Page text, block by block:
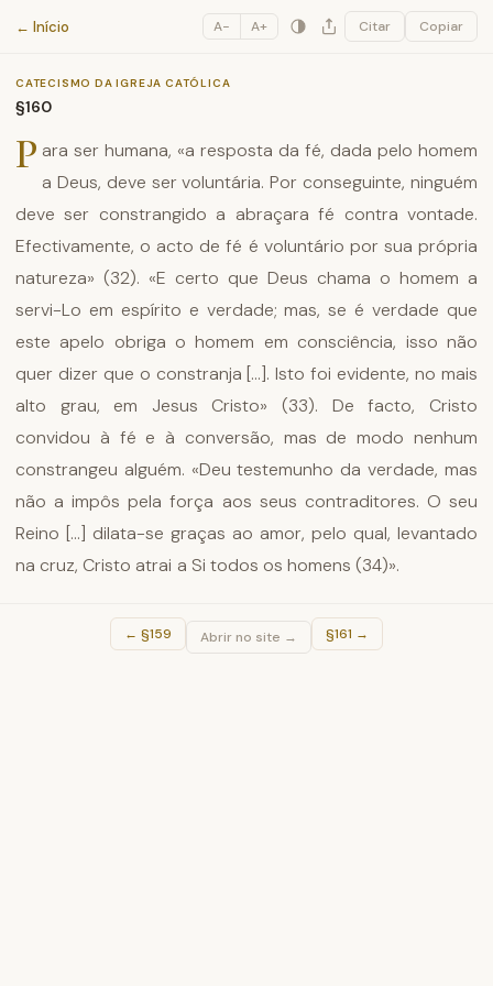
Catecismo da Igreja Católica
← Início A− A+ Citar Copiar
CATECISMO DA IGREJA CATÓLICA
§160
P ara ser humana, «a resposta da fé, dada pelo homem
a Deus, deve ser voluntária. Por conseguinte, ninguém
deve ser constrangido a abraçara fé contra vontade.
Efectivamente, o acto de fé é voluntário por sua própria
natureza» (32). «E certo que Deus chama o homem a
servi-Lo em espírito e verdade; mas, se é verdade que
este apelo obriga o homem em consciência, isso não
quer dizer que o constranja [...]. Isto foi evidente, no mais
alto grau, em Jesus Cristo» (33). De facto, Cristo
convidou à fé e à conversão, mas de modo nenhum
constrangeu alguém. «Deu testemunho da verdade, mas
não a impôs pela força aos seus contraditores. O seu
Reino [...] dilata-se graças ao amor, pelo qual, levantado
na cruz, Cristo atrai a Si todos os homens (34)».
← §159 Abrir no site → §161 →